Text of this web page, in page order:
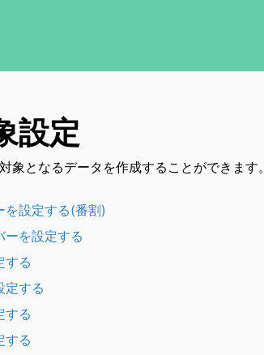
設定
象となるデータを作成することができます。
を設定する(番割)
ーを設定する
する
定する
する
する